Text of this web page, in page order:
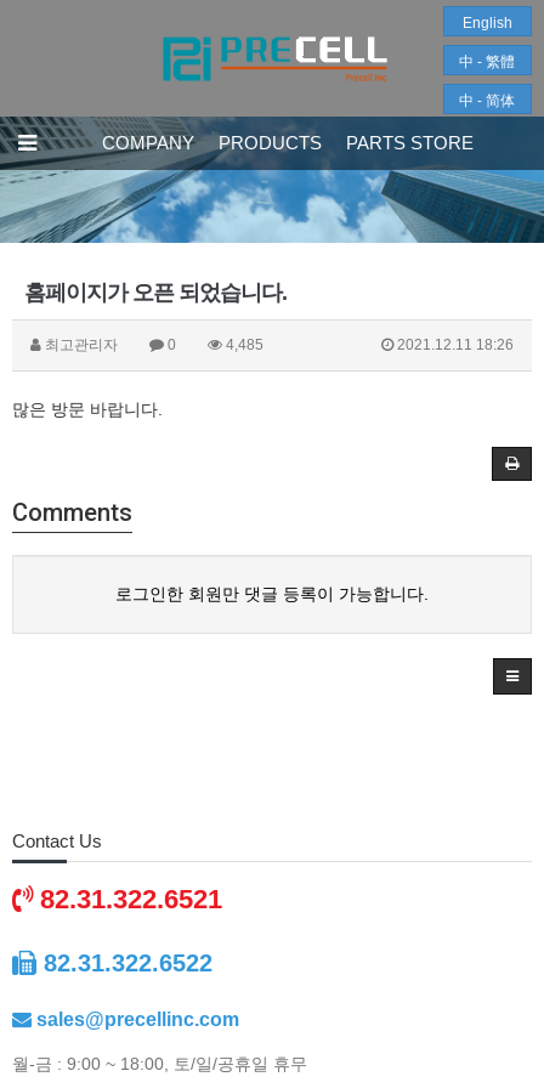
English
中 - 繁體
中 - 简体
COMPANY PRODUCTS PARTS STORE
홈페이지가 오픈 되었습니다.
최고관리자 0 4,485 2021.12.11 18:26
많은 방문 바랍니다.
Comments
로그인한 회원만 댓글 등록이 가능합니다.
Contact Us
82.31.322.6521
82.31.322.6522
sales@precellinc.com
월-금 : 9:00 ~ 18:00, 토/일/공휴일 휴무